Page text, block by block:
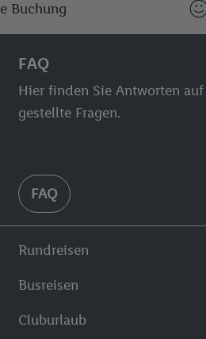
Buchung
FAQ
Hier finden Sie Antworten
gestellte Fragen.
FAQ
Rundreisen
Busreisen
Cluburlaub